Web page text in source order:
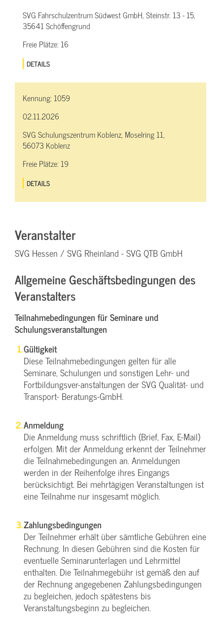
SVG Fahrschulzentrum Südwest GmbH, Steinstr. 13 - 15,
35641 Schöffengrund
Freie Plätze: 16
DETAILS
Kennung: 1059
02.11.2026
SVG Schulungszentrum Koblenz, Moselring 11,
56073 Koblenz
Freie Plätze: 19
DETAILS
Veranstalter
SVG Hessen / SVG Rheinland - SVG QTB GmbH
Allgemeine Geschäftsbedingungen des
Veranstalters
Teilnahmebedingungen für Seminare und
Schulungsveranstaltungen
Gültigkeit
Diese Teilnahmebedingungen gelten für alle
Seminare, Schulungen und sonstigen Lehr- und
Fortbildungsver-anstaltungen der SVG Qualität- und
Transport- Beratungs-GmbH.
Anmeldung
Die Anmeldung muss schriftlich (Brief, Fax, E-Mail)
erfolgen. Mit der Anmeldung erkennt der Teilnehmer
die Teilnahmebedingungen an. Anmeldungen
werden in der Reihenfolge ihres Eingangs
berücksichtigt. Bei mehrtägigen Veranstaltungen ist
eine Teilnahme nur insgesamt möglich.
Zahlungsbedingungen
Der Teilnehmer erhält über sämtliche Gebühren eine
Rechnung. In diesen Gebühren sind die Kosten für
eventuelle Seminarunterlagen und Lehrmittel
enthalten. Die Teilnahmegebühr ist gemäß den auf
der Rechnung angegebenen Zahlungsbedingungen
zu begleichen, jedoch spätestens bis
Veranstaltungsbeginn zu begleichen.